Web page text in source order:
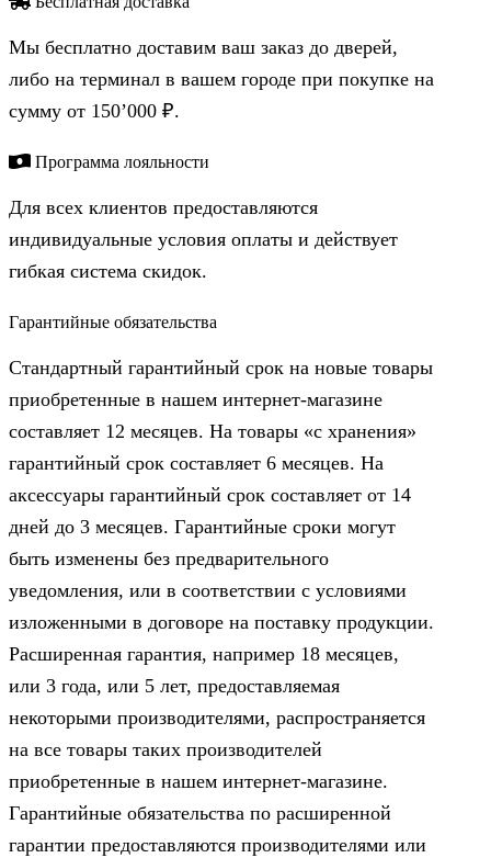
Мы бесплатно доставим ваш заказ до дверей,
либо на терминал в вашем городе при покупке на
сумму от 150’000 ₽.
Программа лояльности
Для всех клиентов предоставляются
индивидуальные условия оплаты и действует
гибкая система скидок.
Гарантийные обязательства
Стандартный гарантийный срок на новые товары
приобретенные в нашем интернет-магазине
составляет 12 месяцев. На товары «с хранения»
гарантийный срок составляет 6 месяцев. На
аксессуары гарантийный срок составляет от 14
дней до 3 месяцев. Гарантийные сроки могут
быть изменены без предварительного
уведомления, или в соответствии с условиями
изложенными в договоре на поставку продукции.
Расширенная гарантия, например 18 месяцев,
или 3 года, или 5 лет, предоставляемая
некоторыми производителями, распространяется
на все товары таких производителей
приобретенные в нашем интернет-магазине.
Гарантийные обязательства по расширенной
гарантии предоставляются производителями или